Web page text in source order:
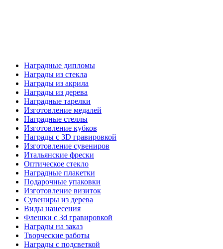
Наградные дипломы
Награды из стекла
Награды из акрила
Награды из дерева
Наградные тарелки
Изготовление медалей
Наградные стеллы
Изготовление кубков
Награды с 3D гравировкой
Изготовление сувениров
Итальянские фрески
Оптическое стекло
Наградные плакетки
Подарочные упаковки
Изготовление визиток
Сувениры из дерева
Виды нанесения
Флешки с 3d гравировкой
Награды на заказ
Творческие работы
Награды с подсветкой